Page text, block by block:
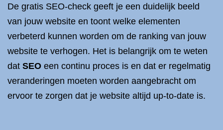
De gratis SEO-check geeft je een duidelijk beeld
van jouw website en toont welke elementen
verbeterd kunnen worden om de ranking van jouw
website te verhogen. Het is belangrijk om te weten
dat SEO een continu proces is en dat er regelmatig
veranderingen moeten worden aangebracht om
ervoor te zorgen dat je website altijd up-to-date is.